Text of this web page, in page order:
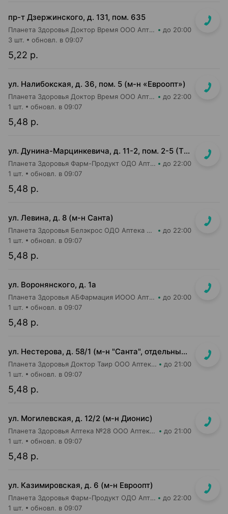
пр-т Дзержинского, д. 131, пом. 635
Планета Здоровья Доктор Время ООО Аптека №52 до 20:00
5,22 р.
3 шт. обновл. в 09:07
ул. Налибокская, д. 36, пом. 5 (м-н «Евроопт»)
Планета Здоровья Доктор Время ООО Аптека №51 до 22:00
5,48 р.
1 шт. обновл. в 09:07
ул. Дунина-Марцинкевича, д. 11-2, пом. 2-5 (ТЦ Раковский кирмаш)
Планета Здоровья Фарм-Продукт ОДО Аптека №24 до 22:00
5,48 р.
1 шт. обновл. в 09:07
ул. Левина, д. 8 (м-н Санта)
Планета Здоровья Белэкрос ОДО Аптека №5 до 22:00
5,48 р.
1 шт. обновл. в 09:07
ул. Воронянского, д. 1а
Планета Здоровья АБФармация ИООО Аптека №15 до 20:00
5,48 р.
1 шт. обновл. в 09:07
ул. Нестерова, д. 58/1 (м-н "Санта", отдельный вход)
Планета Здоровья Доктор Таир ООО Аптека №18 до 21:00
5,48 р.
1 шт. обновл. в 09:07
ул. Могилевская, д. 12/2 (м-н Дионис)
Планета Здоровья Аптека №28 ООО Аптека №6 до 21:00
5,48 р.
1 шт. обновл. в 09:07
ул. Казимировская, д. 6 (м-н Евроопт)
Планета Здоровья Фарм-Продукт ОДО Аптека №7 до 22:00
1 шт. обновл. в 09:07